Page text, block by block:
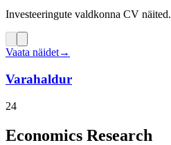
Investeeringute valdkonna CV näited.
Vaata näidet→
Varahaldur
24
Economics Research